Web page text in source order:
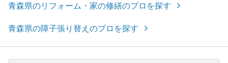
青森県のリフォーム・家の修繕のプロを探す
青森県の障子張り替えのプロを探す